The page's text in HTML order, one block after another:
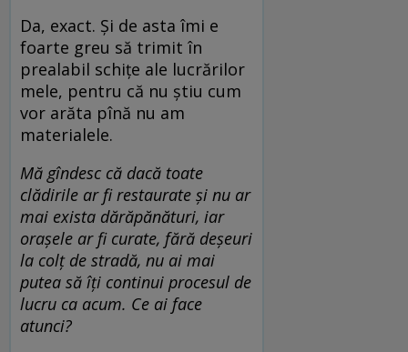
Da, exact. Și de asta îmi e
foarte greu să trimit în
prealabil schițe ale lucrărilor
mele, pentru că nu știu cum
vor arăta pînă nu am
materialele.
Mă gîndesc că dacă toate
clădirile ar fi restaurate și nu ar
mai exista dărăpănături, iar
orașele ar fi curate, fără deșeuri
la colț de stradă, nu ai mai
putea să îți continui procesul de
lucru ca acum. Ce ai face
atunci?